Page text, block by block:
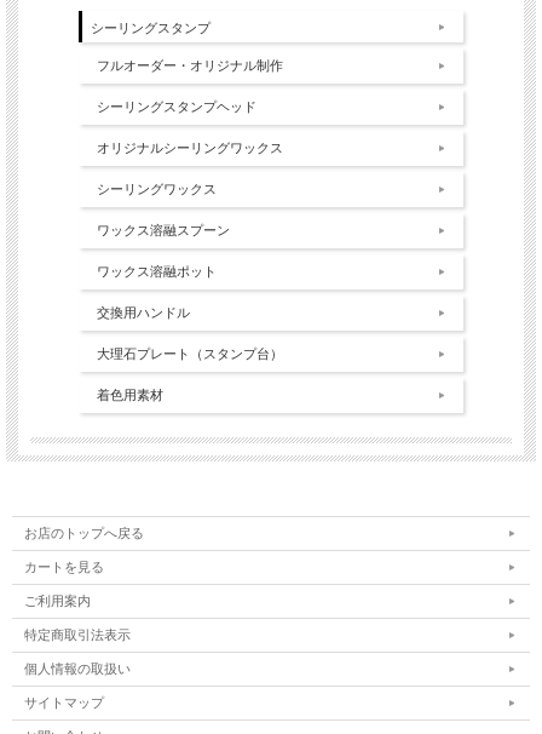
シーリングスタンプ
フルオーダー・オリジナル制作
シーリングスタンプヘッド
オリジナルシーリングワックス
シーリングワックス
ワックス溶融スプーン
ワックス溶融ポット
交換用ハンドル
大理石プレート（スタンプ台）
着色用素材
お店のトップへ戻る
カートを見る
ご利用案内
特定商取引法表示
個人情報の取扱い
サイトマップ